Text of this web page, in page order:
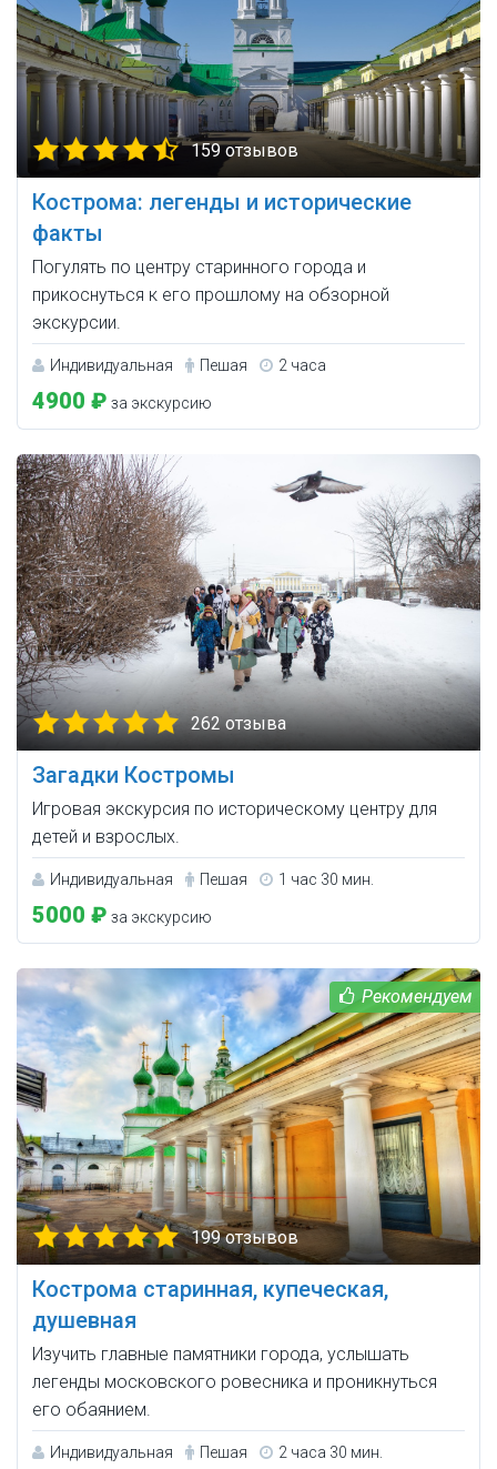
159 отзывов
Кострома: легенды и исторические
факты
Погулять по центру старинного города и
прикоснуться к его прошлому на обзорной
экскурсии.
Индивидуальная Пешая 2 часа
4900 ₽ за экскурсию
262 отзыва
Загадки Костромы
Игровая экскурсия по историческому центру для
детей и взрослых.
Индивидуальная Пешая 1 час 30 мин.
5000 ₽ за экскурсию
199 отзывов
Кострома старинная, купеческая,
душевная
Изучить главные памятники города, услышать
легенды московского ровесника и проникнуться
его обаянием.
Индивидуальная Пешая 2 часа 30 мин.